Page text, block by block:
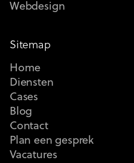
Webdesign
Sitemap
Home
Diensten
Cases
Blog
Contact
Plan een gesprek
Vacatures